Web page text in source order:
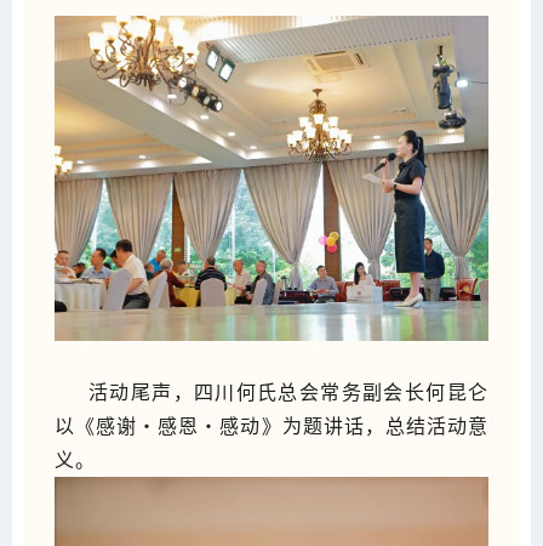
活动尾声，四川何氏总会常务副会长何昆仑
以《感谢・感恩・感动》为题讲话，总结活动意
义。